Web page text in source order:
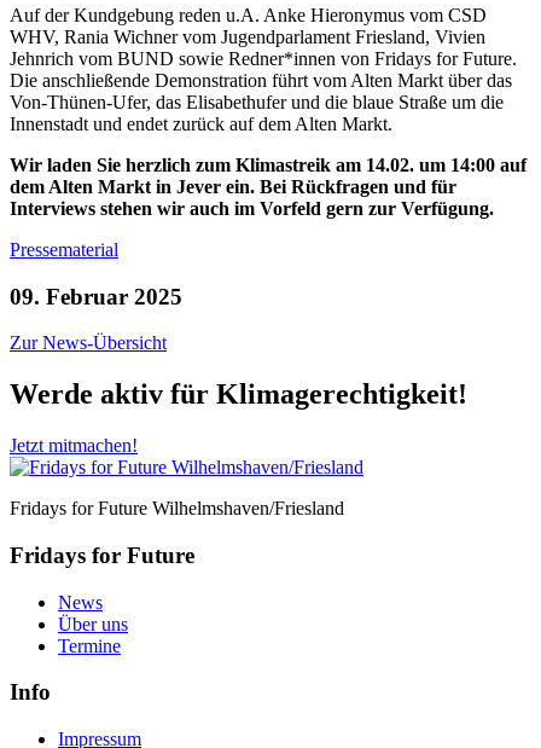
Auf der Kundgebung reden u.A. Anke Hieronymus vom CSD
WHV, Rania Wichner vom Jugendparlament Friesland, Vivien
Jehnrich vom BUND sowie Redner*innen von Fridays for Future.
Die anschließende Demonstration führt vom Alten Markt über das
Von-Thünen-Ufer, das Elisabethufer und die blaue Straße um die
Innenstadt und endet zurück auf dem Alten Markt.
Wir laden Sie herzlich zum Klimastreik am 14.02. um 14:00 auf
dem Alten Markt in Jever ein. Bei Rückfragen und für
Interviews stehen wir auch im Vorfeld gern zur Verfügung.
Pressematerial
09. Februar 2025
Zur News-Übersicht
Werde aktiv für Klimagerechtigkeit!
Jetzt mitmachen!
Fridays for Future Wilhelmshaven/Friesland
Fridays for Future
News
Über uns
Termine
Info
Impressum